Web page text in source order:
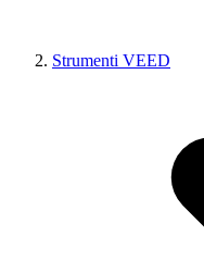
Strumenti VEED